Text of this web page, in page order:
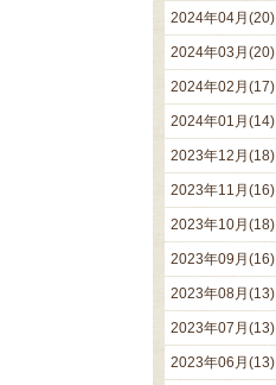
2024年04月(20)
2024年03月(20)
2024年02月(17)
2024年01月(14)
2023年12月(18)
2023年11月(16)
2023年10月(18)
2023年09月(16)
2023年08月(13)
2023年07月(13)
2023年06月(13)